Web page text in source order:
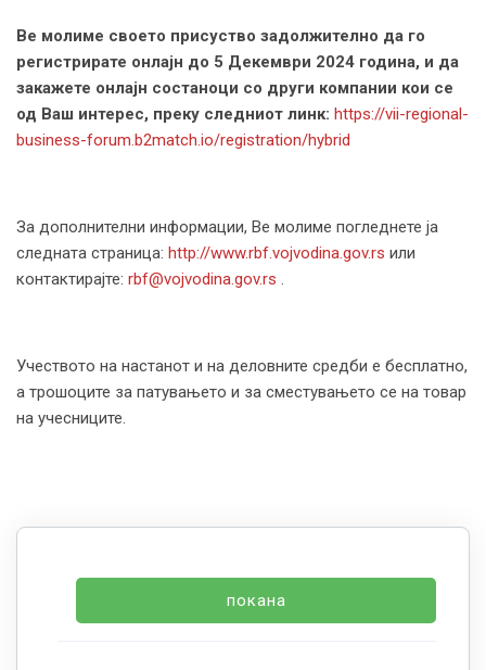
Ве молиме своето присуство задолжително да го
регистрирате онлајн до 5 Декември 2024 година, и да
закажете онлајн состаноци со други компании кои се
од Ваш интерес, преку следниот линк: https://vii-regional-
business-forum.b2match.io/registration/hybrid
За дополнителни информации, Ве молиме погледнете ја
следната страница: http://www.rbf.vojvodina.gov.rs или
контактирајте: rbf@vojvodina.gov.rs .
Учеството на настанот и на деловните средби е бесплатно,
а трошоците за патувањето и за сместувањето се на товар
на учесниците.
покана